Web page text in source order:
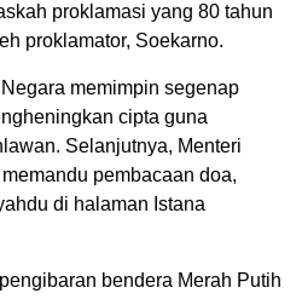
proklamasi yang 80 tahun
proklamator, Soekarno.
memimpin segenap
cipta guna
Selanjutnya, Menteri
pembacaan doa,
di halaman Istana
bendera Merah Putih